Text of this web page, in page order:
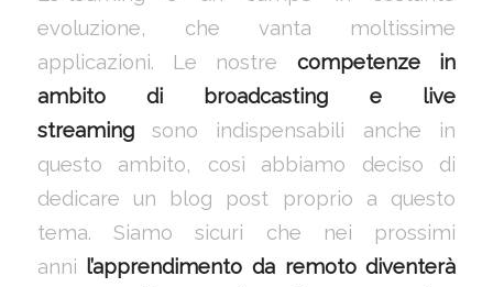
evoluzione, che vanta moltissime
applicazioni. Le nostre competenze in
ambito di broadcasting e live
streamingsono indispensabili anche in
questo ambito, così abbiamo deciso di
dedicare un blog post proprio a questo
tema. Siamo sicuri che nei prossimi
anni l’apprendimento da remoto diventerà